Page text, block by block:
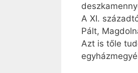
A XI.
Pált,
Azt is tőle